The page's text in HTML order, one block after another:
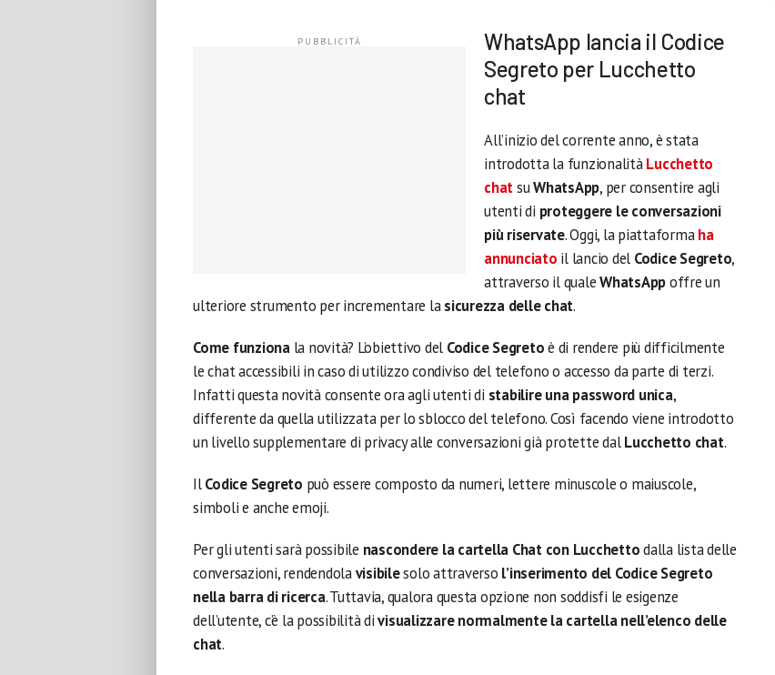
WhatsApp lancia il Codice
Segreto per Lucchetto
chat
All’inizio del corrente anno, è stata
introdotta la funzionalitàLucchetto
chatsuWhatsApp, per consentire agli
utenti di proteggere le conversazioni
più riservate. Oggi, la piattaformaha
annunciato il lancio del Codice Segreto,
attraverso il qualeWhatsAppoffre un
ulteriore strumento per incrementare lasicurezza delle chat.
Come funzionala novità? L’obiettivo del Codice Segretoè di rendere più difficilmente
le chat accessibili in caso di utilizzo condiviso del telefono o accesso da parte di terzi.
Infatti questa novità consente ora agli utenti di stabilire una password unica,
differente da quella utilizzata per lo sblocco del telefono. Così facendo viene introdotto
un livello supplementare di privacy alle conversazioni già protette dalLucchetto chat.
IlCodice Segreto può essere composto da numeri, lettere minuscole o maiuscole,
simboli e anche emoji.
Per gli utenti sarà possibile nascondere la cartella Chat con Lucchettodalla lista delle
conversazioni, rendendolavisibilesolo attraverso l’inserimento del Codice Segreto
nella barra di ricerca. Tuttavia, qualora questa opzione non soddisfi le esigenze
dell’utente, c’è la possibilità divisualizzare normalmente la cartella nell’elenco delle
chat.